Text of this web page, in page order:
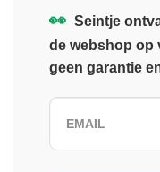
👀 Seintje
de webshop op
geen garantie